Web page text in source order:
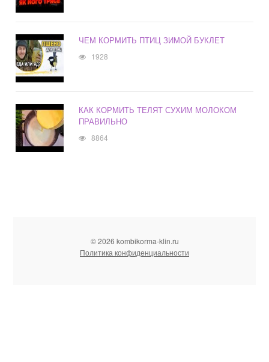
ЧЕМ КОРМИТЬ ПТИЦ ЗИМОЙ БУКЛЕТ
1928
КАК КОРМИТЬ ТЕЛЯТ СУХИМ МОЛОКОМ
ПРАВИЛЬНО
8864
© 2026 kombikorma-klin.ru
Политика конфиденциальности